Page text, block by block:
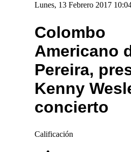
Lunes, 13 Febrero 2017
Colombo
Americano
Pereira,
Kenny
concierto
Calificación